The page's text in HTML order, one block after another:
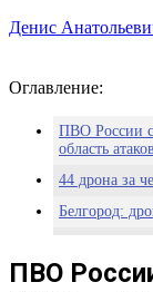
Денис
Оглавление:
ПВО России
область
44 дрона за
Белгород:
Дроны в
ПВО